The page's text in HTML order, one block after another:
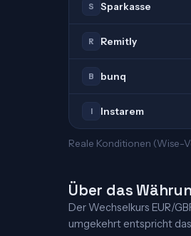
S Sparkasse
R Remitly
B bunq
I Instarem
Reale Konditionen (Wise-
Über das
Der Wechselkurs EUR/
umgekehrt entspricht das